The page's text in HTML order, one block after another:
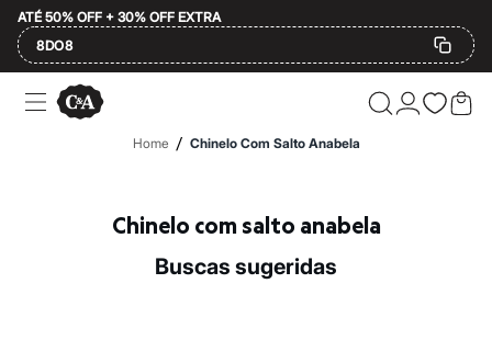
ATÉ 50% OFF + 30% OFF EXTRA
8DO8
Ofertas
Compre por Departamento
Home / Chinelo Com Salto Anabela
Chinelo com salto anabela
buscas sugeridas